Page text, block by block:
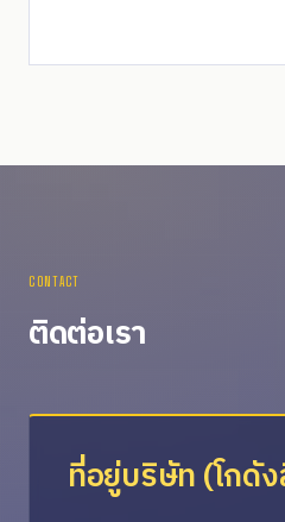
CONTACT
ติดต่อเรา
ที่อยู่บริษัท (โกดั